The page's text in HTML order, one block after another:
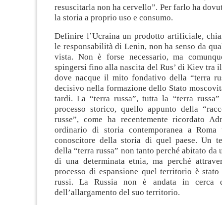
resuscitarla non ha cervello”. Per farlo ha
la storia a proprio uso e consumo.
Definire l’Ucraina un prodotto artificiale,
le responsabilità di Lenin, non ha senso da
vista. Non è forse necessario, ma
spingersi fino alla nascita del Rus’ di Kiev tra
dove nacque il mito fondativo della “terra
decisivo nella formazione dello Stato
tardi. La “terra russa”, tutta la “terra
processo storico, quello appunto della
russe”, come ha recentemente ricordato
ordinario di storia contemporanea a
conoscitore della storia di quel paese. Un
della “terra russa” non tanto perché abitato da
di una determinata etnia, ma perché
processo di espansione quel territorio è
russi. La Russia non è andata in cerca
dell’allargamento del suo territorio.